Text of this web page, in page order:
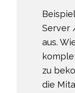
Server
aus.
zu
die